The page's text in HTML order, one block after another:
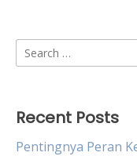
Search
for:
Recent Posts
Pentingnya Peran